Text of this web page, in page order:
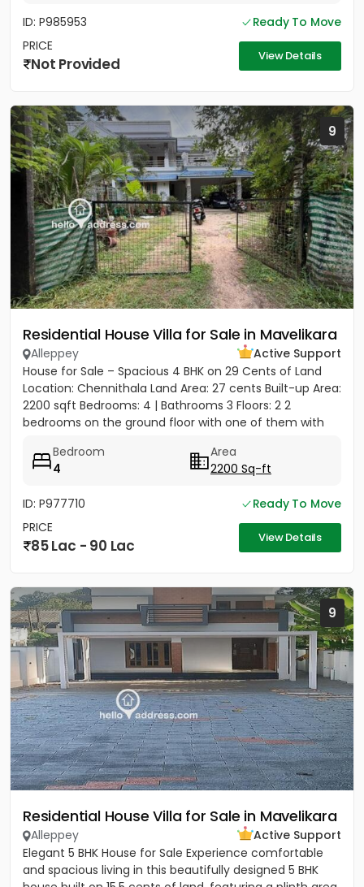
ID: P985953
Ready To Move
PRICE
Not Provided View Details
9
Residential House Villa for Sale in Mavelikara
Alleppey
Active Support
House for Sale – Spacious 4 BHK on 29 Cents of Land
Location: Chennithala Land Area: 27 cents Built-up Area:
2200 sqft Bedrooms: 4 | Bathrooms 3 Floors: 2 2
bedrooms on the ground floor with one of them with
Bedroom
4
Area
2200 Sq-ft
ID: P977710
Ready To Move
PRICE
85 Lac - 90 Lac View Details
9
Residential House Villa for Sale in Mavelikara
Alleppey
Active Support
Elegant 5 BHK House for Sale Experience comfortable
and spacious living in this beautifully designed 5 BHK